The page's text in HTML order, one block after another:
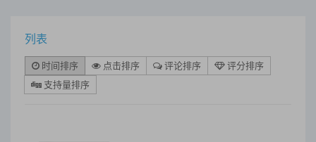
列表
时间排序 点击排序 评论排序
评分排序
支持量排序